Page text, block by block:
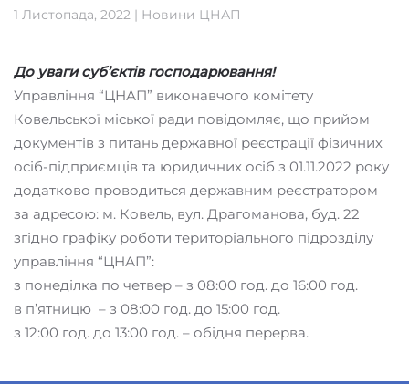
1 Листопада, 2022 | Новини ЦНАП
До уваги суб’єктів господарювання!
Управління “ЦНАП” виконавчого комітету
Ковельської міської ради повідомляє, що прийом
документів з питань державної реєстрації фізичних
осіб-підприємців та юридичних осіб з 01.11.2022 року
додатково проводиться державним реєстратором
за адресою: м. Ковель, вул. Драгоманова, буд. 22
згідно графіку роботи територіального підрозділу
управління “ЦНАП”:
з понеділка по четвер – з 08:00 год. до 16:00 год.
в п’ятницю – з 08:00 год. до 15:00 год.
з 12:00 год. до 13:00 год. – обідня перерва.